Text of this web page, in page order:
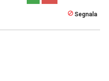
Segnala